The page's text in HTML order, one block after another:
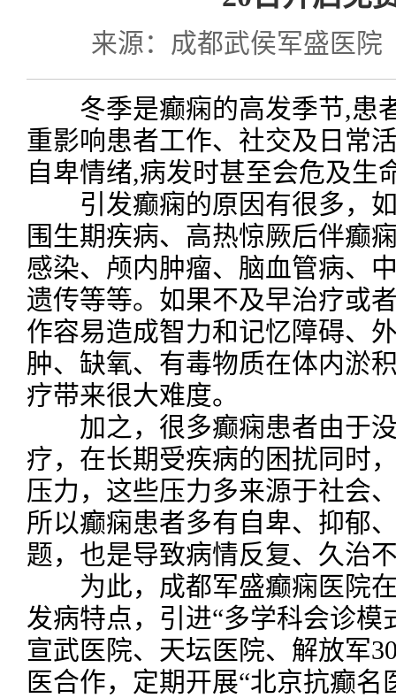
来源：成都武侯军盛医
冬季是癫痫的高发季节,患
重影响患者工作、社交及日常
自卑情绪,病发时甚至会危及生
引发癫痫的原因有很多，如
围生期疾病、高热惊厥后伴癫
感染、颅内肿瘤、脑血管病、
遗传等等。如果不及早治疗或
作容易造成智力和记忆障碍、
肿、缺氧、有毒物质在体内淤
疗带来很大难度。
加之，很多癫痫患者由于没
疗，在长期受疾病的困扰同时
压力，这些压力多来源于社会
所以癫痫患者多有自卑、抑郁
题，也是导致病情反复、久治
为此，成都军盛癫痫医院在
发病特点，引进“多学科会诊模
宣武医院、天坛医院、解放军
医合作，定期开展“北京抗癫